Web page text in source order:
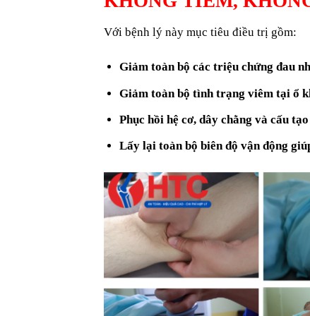
Với bệnh lý này mục tiêu điều trị gồm:
Giảm toàn bộ các triệu chứng đau
Giảm toàn bộ tình trạng viêm tại ổ
Phục hồi hệ cơ, dây chằng và cấu
Lấy lại toàn bộ biên độ vận động